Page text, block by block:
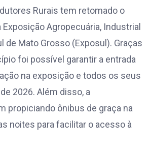
Rurais tem retomado o
Exposição Agropecuária, Industrial
de Mato Grosso (Exposul). Graças
foi possível garantir a entrada
na exposição e todos os seus
2026. Além disso, a
propiciando ônibus de graça na
noites para facilitar o acesso à